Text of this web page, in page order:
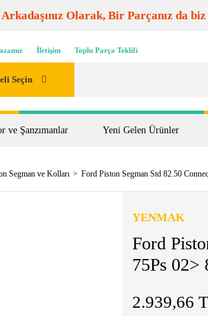
Olarak, Bir Parçanız da biz
İletişim Toplu Parça Teklifi
Seçin
ve Şanzımanlar Yeni Gelen Ürünler
Segman ve Kolları Ford Piston Segman Std 82.50
YENMAK
Ford
75Ps 02>
2.939,66